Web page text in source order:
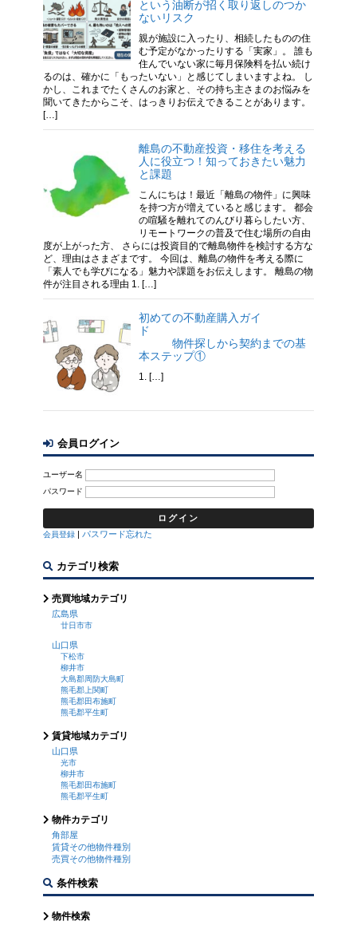
という油断が招く取り返しのつか
ないリスク
親が施設に入ったり、相続したものの住
む予定がなかったりする「実家」。 誰も
住んでいない家に毎月保険料を払い続け
るのは、確かに「もったいない」と感じてしまいますよね。 し
かし、これまでたくさんのお家と、その持ち主さまのお悩みを
聞いてきたからこそ、はっきりお伝えできることがあります。
[…]
離島の不動産投資・移住を考える
人に役立つ！知っておきたい魅力
と課題
こんにちは！最近「離島の物件」に興味
を持つ方が増えていると感じます。 都会
の喧騒を離れてのんびり暮らしたい方、
リモートワークの普及で住む場所の自由
度が上がった方、 さらには投資目的で離島物件を検討する方な
ど、理由はさまざまです。 今回は、離島の物件を考える際に
「素人でも学びになる」魅力や課題をお伝えします。 離島の物
件が注目される理由 1. […]
初めての不動産購入ガイ
ド
物件探しから契約までの基
本ステップ①
1. […]
会員ログイン
ユーザー名
パスワード
会員登録 | パスワード忘れた
カテゴリ検索
売買地域カテゴリ
広島県
廿日市市
山口県
下松市
柳井市
大島郡周防大島町
熊毛郡上関町
熊毛郡田布施町
熊毛郡平生町
賃貸地域カテゴリ
山口県
光市
柳井市
熊毛郡田布施町
熊毛郡平生町
物件カテゴリ
角部屋
賃貸その他物件種別
売買その他物件種別
条件検索
物件検索